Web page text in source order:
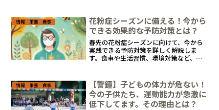
情報 栄養 食事
花粉症シーズンに備える！今から
できる効果的な予防対策とは？
春先の花粉症シーズンに向けて、今から
実践できる予防対策を詳しく解説しま
す。食事や生活習慣、環境対策など、花
えましょう！
情報 栄養 食事
【警鐘】子どもの体力が危ない！
今の子供たち、運動能力が急激に
低下してます。その理由とは？